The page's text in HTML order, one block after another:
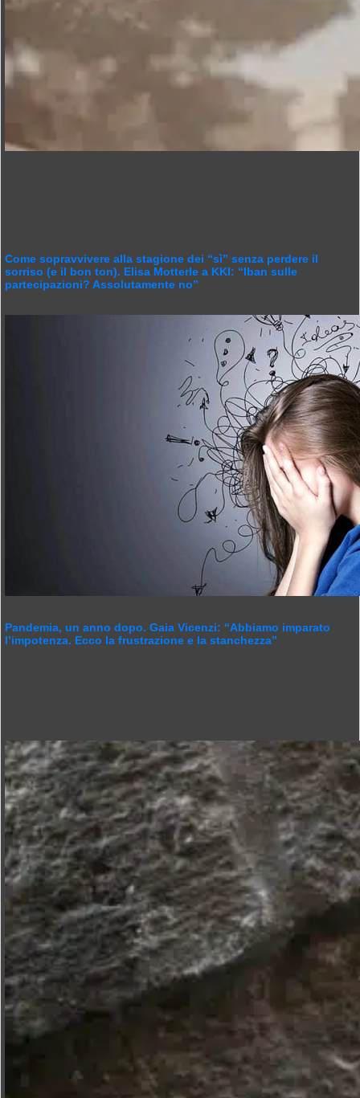
Come sopravvivere alla stagione dei “sì” senza perdere il
sorriso (e il bon ton). Elisa Motterle a KKI: “Iban sulle
partecipazioni? Assolutamente no”
Pandemia, un anno dopo. Gaia Vicenzi: “Abbiamo imparato
l’impotenza. Ecco la frustrazione e la stanchezza”